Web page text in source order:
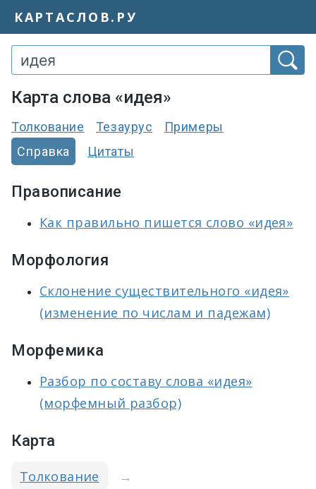
КАРТАСЛОВ.РУ
Карта слова «идея»
Толкование Тезаурус
Примеры
Справка
Цитаты
Правописание
Как правильно пишется слово «идея»
Морфология
Склонение существительного «идея»
(изменение по числам и падежам)
Морфемика
Разбор по составу слова «идея»
(морфемный разбор)
Карта
Толкование →